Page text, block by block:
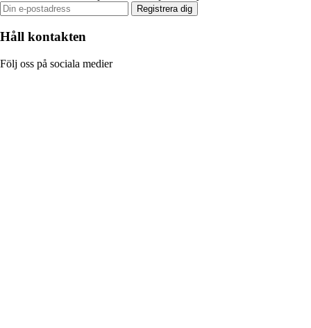
Registrera dig
Håll kontakten
Följ oss på sociala medier